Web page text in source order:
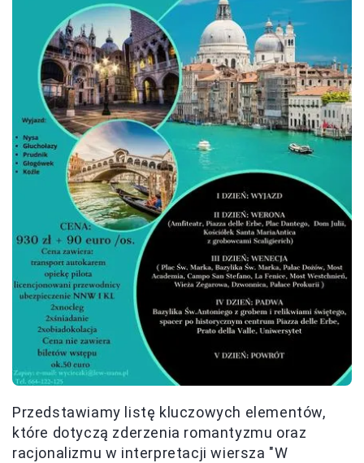
Przedstawiamy listę kluczowych elementów,
które dotyczą zderzenia romantyzmu oraz
racjonalizmu w interpretacji wiersza "W